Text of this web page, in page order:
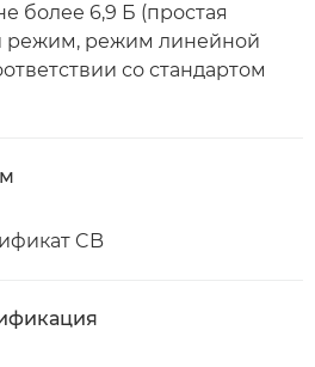
более 6,9 Б (простая
режим, режим линейной
со стандартом
CB